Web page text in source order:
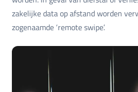
zakelijke data op afstand worden
zogenaamde ‘remote swipe’.